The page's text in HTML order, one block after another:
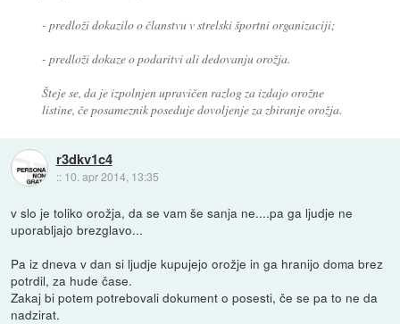
- predloži dokazilo o članstvu v strelski športni organizaciji;
- predloži dokaze o podaritvi ali dedovanju orožja.
Šteje se, da je izpolnjen upravičen razlog za izdajo orožne
listine, če posameznik poseduje dovoljenje za zbiranje orožja.
r3dkv1c4
:: 10. apr 2014, 13:35
v slo je toliko orožja, da se vam še sanja ne....pa ga ljudje ne
uporabljajo brezglavo...
Pa iz dneva v dan si ljudje kupujejo orožje in ga hranijo doma brez
potrdil, za hude čase.
Zakaj bi potem potrebovali dokument o posesti, če se pa to ne da
nadzirat.